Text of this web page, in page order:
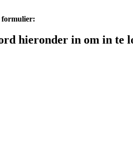
formulier:
hieronder in om in te